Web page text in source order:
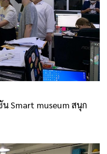
Smart museum สนุก